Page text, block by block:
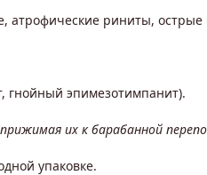
атрофические риниты,
гнойный эпимезотимпанит).
их к барабанной
упаковке.